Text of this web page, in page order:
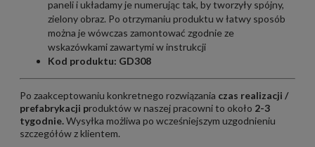
paneli i układamy je numerując tak, by tworzyły spójny,
zielony obraz. Po otrzymaniu produktu w łatwy sposób
można je wówczas zamontować zgodnie ze
wskazówkami zawartymi w instrukcji
Kod produktu: GD308
Po zaakceptowaniu konkretnego rozwiązania czas realizacji /
prefabrykacji produktów w naszej pracowni to około 2-3
tygodnie.Wysyłka możliwa po wcześniejszym uzgodnieniu
szczegółów z klientem.